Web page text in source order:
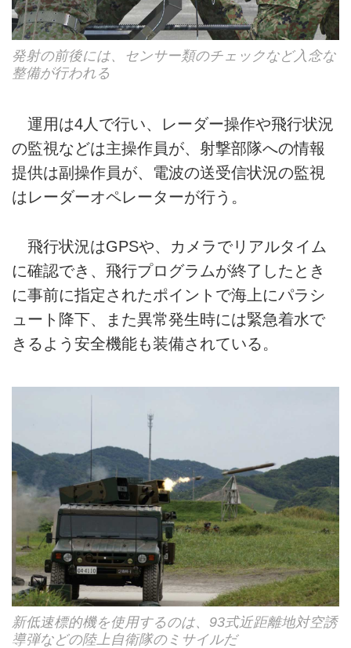
発射の前後には、センサー類のチェックなど入念な
整備が行われる
運用は4人で行い、レーダー操作や飛行状況
の監視などは主操作員が、射撃部隊への情報
提供は副操作員が、電波の送受信状況の監視
はレーダーオペレーターが行う。
飛行状況はGPSや、カメラでリアルタイム
に確認でき、飛行プログラムが終了したとき
に事前に指定されたポイントで海上にパラシ
ュート降下、また異常発生時には緊急着水で
きるよう安全機能も装備されている。
新低速標的機を使用するのは、93式近距離地対空誘
導弾などの陸上自衛隊のミサイルだ